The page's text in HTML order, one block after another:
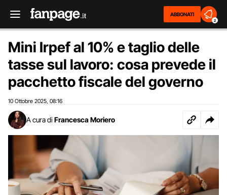
ABBONATI
2
Mini Irpef al 10% e taglio delle
tasse sul lavoro: cosa prevede il
pacchetto fiscale del governo
10 Ottobre 2025 08:16
A cura di Francesca Moriero